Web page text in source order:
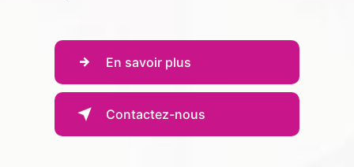
En savoir plus
Contactez-nous